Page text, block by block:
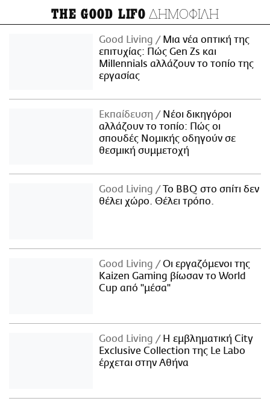
THE GOOD LIFO ΔΗΜΟΦΙΛΗ
Good Living
Μια νέα οπτική της
επιτυχίας: Πώς Gen Zs και
Millennials αλλάζουν το τοπίο της
εργασίας
Εκπαίδευση
Νέοι δικηγόροι
αλλάζουν το τοπίο: Πώς οι
σπουδές Νομικής οδηγούν σε
θεσμική συμμετοχή
Good Living
Το BBQ στο σπίτι δεν
θέλει χώρο. Θέλει τρόπο.
Good Living
Οι εργαζόμενοι της
Kaizen Gaming βίωσαν το World
Cup από "μέσα"
Good Living
Η εμβληματική City
Exclusive Collection της Le Labo
έρχεται στην Αθήνα